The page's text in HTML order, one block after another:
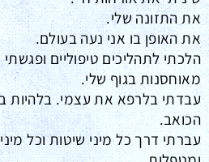
את התזונה שלי.
את האופן בו אני נעה בעולם.
הלכתי לתהליכים טיפוליים
מאוחסנות בגוף שלי.
עבדתי בלרפא את עצמי. בלהיות
הכואב.
עברתי דרך כל מיני שיטות וכל